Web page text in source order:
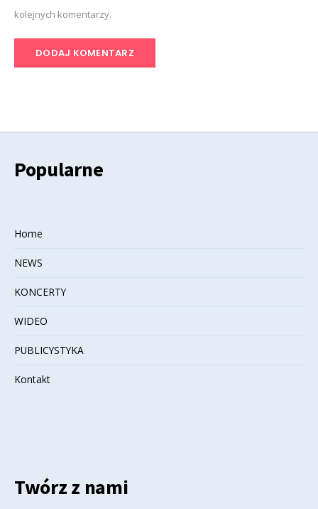
kolejnych komentarzy.
Popularne
Home
NEWS
KONCERTY
WIDEO
PUBLICYSTYKA
Kontakt
Twórz z nami